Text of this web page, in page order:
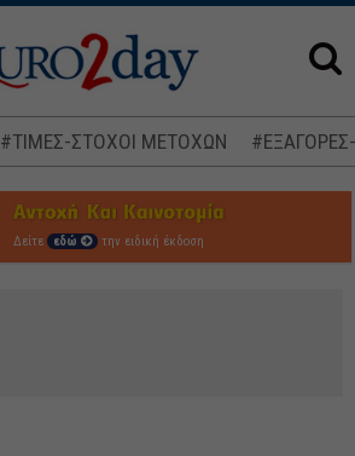
#ΤΙΜΕΣ-ΣΤΟΧΟΙ ΜΕΤΟΧΩΝ
Δείτε εδώ την ειδική έκδοση